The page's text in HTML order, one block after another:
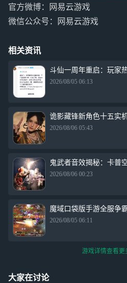
官方微博：网易云游戏
微信公众号：网易云游戏
相关资讯
斗仙一周年重启：玩家
2026/08/05 06:13
诡影藏锋新角色十五实
2026/08/06 05:43
鬼武者音效揭秘：卡普
2026/08/06 00:23
魔域口袋版手游全服争
2026/08/05 06:11
游戏详情查看更
大家在讨论